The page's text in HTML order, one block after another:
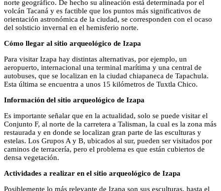
norte geográfico. De hecho su alineación está determinada por el
volcán Tacaná y es factible que los puntos más significativos de
orientación astronómica de la ciudad, se corresponden con el ocaso
del solsticio invernal en el hemisferio norte.
Cómo llegar al sitio arqueológico de Izapa
Para visitar Izapa hay distintas alternativas, por ejemplo, un
aeropuerto, internacional una terminal marítima y una central de
autobuses, que se localizan en la ciudad chiapaneca de Tapachula.
Esta última se encuentra a unos 15 kilómetros de Tuxtla Chico.
Información del sitio arqueológico de Izapa
Es importante señalar que en la actualidad, solo se puede visitar el
Conjunto F, al norte de la carretera a Talisman, la cual es la zona más
restaurada y en donde se localizan gran parte de las esculturas y
estelas. Los Grupos A y B, ubicados al sur, pueden ser visitados por
caminos de terracería, pero el problema es que están cubiertos de
densa vegetación.
Actividades a realizar en el sitio arqueológico de Izapa
Posiblemente lo más relevante de Izapa son sus esculturas, hasta el